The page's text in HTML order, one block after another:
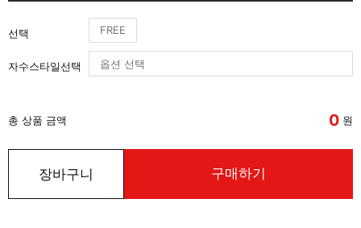
선택 FREE
자수스타일선택
총 상품 금액 0 원
장바구니 구매하기